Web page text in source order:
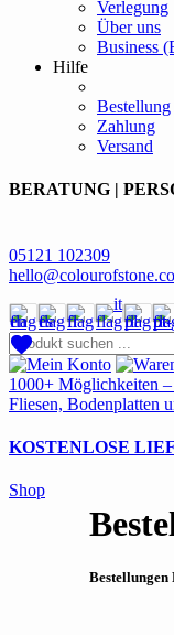
Verlegung
Über uns
Business
Hilfe
Bestellung
Zahlung
Versand
BERATUNG |
05121 102309
1000+ Möglichkeiten
Fliesen, Bodenplatten
KOSTENLOSE
Shop
Bestellungen